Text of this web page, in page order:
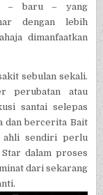
– baru – yang
dengan lebih
dimanfaatkan
sebulan sekali.
perubatan atau
santai selepas
dan bercerita Bait
ahli sendiri perlu
dalam proses
dari sekarang